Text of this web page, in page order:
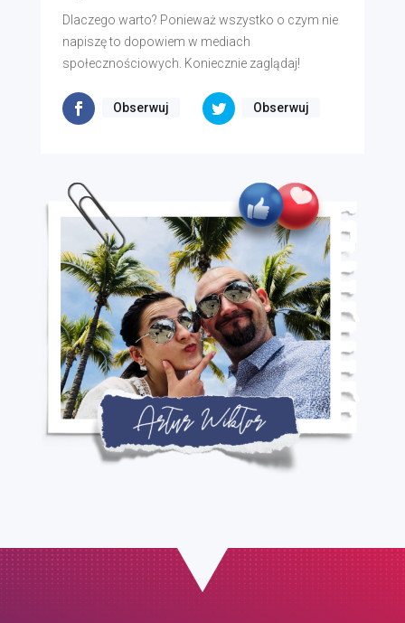
Dlaczego warto? Ponieważ wszystko o czym nie
napiszę to dopowiem w mediach
społecznościowych. Koniecznie zaglądaj!
Obserwuj Obserwuj